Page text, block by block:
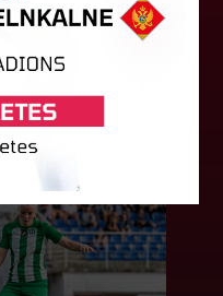
UEFA
trešajā kārtā
RFS izbraukumā ar
06. augusts 2026.